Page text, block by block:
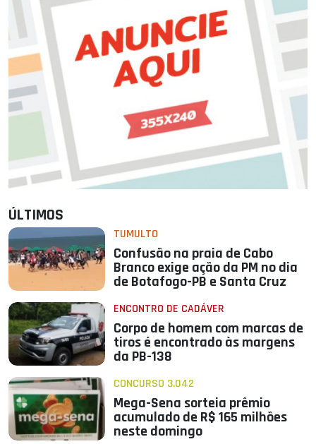
ÚLTIMOS
TUMULTO
Confusão na praia de Cabo
Branco exige ação da PM no dia
de Botafogo-PB e Santa Cruz
ENCONTRO DE CADÁVER
Corpo de homem com marcas de
tiros é encontrado às margens
da PB-138
CONCURSO 3.042
Mega-Sena sorteia prêmio
acumulado de R$ 165 milhões
neste domingo